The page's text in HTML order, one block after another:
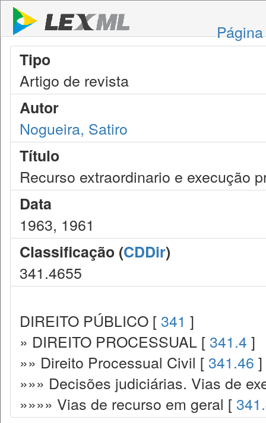
Tipo
Artigo de revista
Autor
Nogueira, Satiro
Título
Recurso extraordinario e execução
Data
1963, 1961
Classificação (CDDir)
341.4655
DIREITO PÚBLICO [ 341 ]
» DIREITO PROCESSUAL [ 341.4 ]
»» Direito Processual Civil [ 341.46 ]
»»» Decisões judiciárias. Vias de
»»»» Vias de recurso em geral [